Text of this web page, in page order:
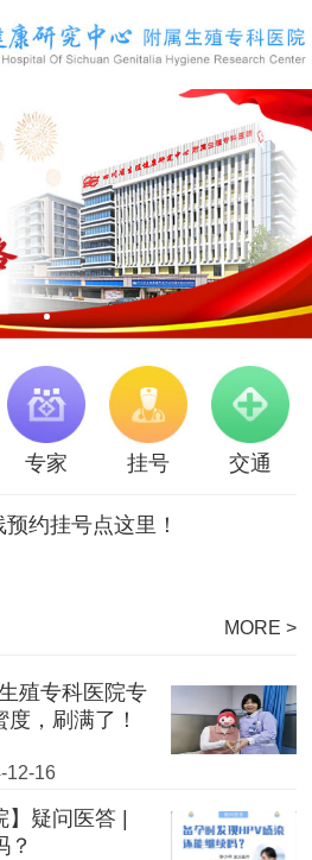
专家 挂号 交通
约挂号点这里！
MORE >
殖专科医院专
，刷满了！
12-16
】疑问医答 |
？